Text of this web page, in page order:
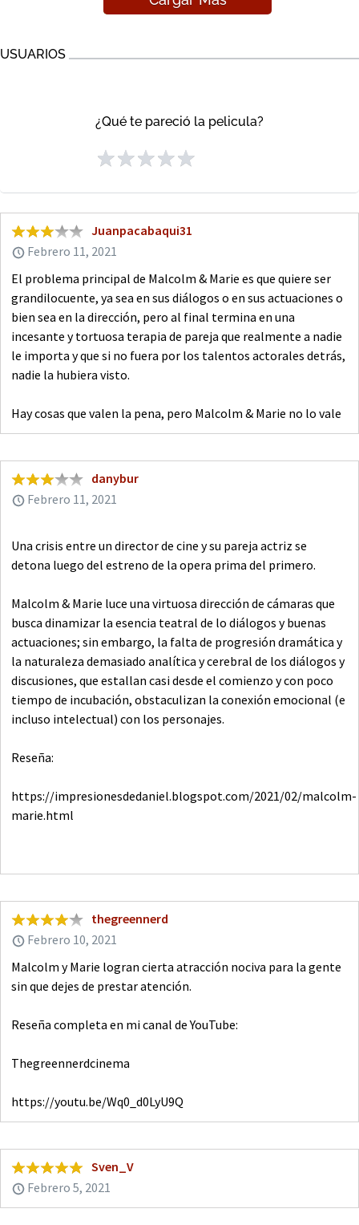
USUARIOS
¿Qué te pareció la pelicula?
Juanpacabaqui31
Febrero 11, 2021
El problema principal de Malcolm & Marie es que quiere ser
grandilocuente, ya sea en sus diálogos o en sus actuaciones o
bien sea en la dirección, pero al final termina en una
incesante y tortuosa terapia de pareja que realmente a nadie
le importa y que si no fuera por los talentos actorales detrás,
nadie la hubiera visto.
Hay cosas que valen la pena, pero Malcolm & Marie no lo vale
danybur
Febrero 11, 2021
Una crisis entre un director de cine y su pareja actriz se
detona luego del estreno de la opera prima del primero.
Malcolm & Marie luce una virtuosa dirección de cámaras que
busca dinamizar la esencia teatral de lo diálogos y buenas
actuaciones; sin embargo, la falta de progresión dramática y
la naturaleza demasiado analítica y cerebral de los diálogos y
discusiones, que estallan casi desde el comienzo y con poco
tiempo de incubación, obstaculizan la conexión emocional (e
incluso intelectual) con los personajes.
Reseña:
https://impresionesdedaniel.blogspot.com/2021/02/malcolm-
marie.html
thegreennerd
Febrero 10, 2021
Malcolm y Marie logran cierta atracción nociva para la gente
sin que dejes de prestar atención.
Reseña completa en mi canal de YouTube:
Thegreennerdcinema
https://youtu.be/Wq0_d0LyU9Q
Sven_V
Febrero 5, 2021